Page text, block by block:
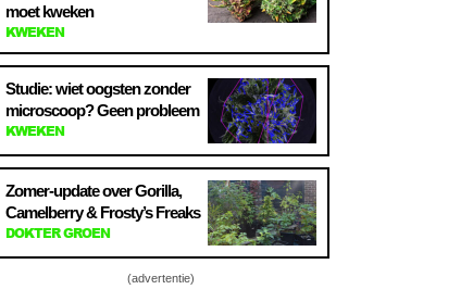
moet kweken
KWEKEN
Studie: wiet oogsten zonder
microscoop? Geen probleem
KWEKEN
Zomer-update over Gorilla,
Camelberry & Frosty’s Freaks
DOKTER GROEN
(advertentie)